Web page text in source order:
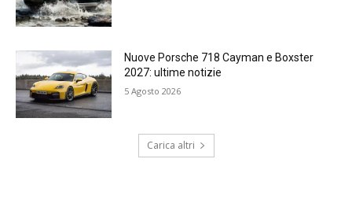
Nuove Porsche 718 Cayman e Boxster
2027: ultime notizie
5 Agosto 2026
Carica altri